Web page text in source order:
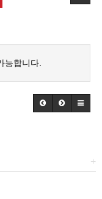
능합니다.
+